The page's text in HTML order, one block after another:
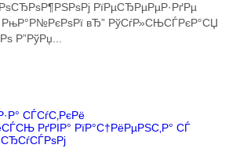
РїРµСЂРµРµР·РґРµ
РњР°Р№РєРѕРї вЂ” РўСѓР»СЊСЃРєР°СЏ
Р”РўРџ...